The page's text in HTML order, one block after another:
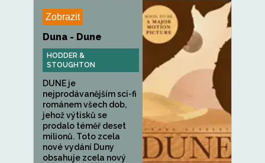
Zobrazit
Duna - Dune
HODDER &
STOUGHTON
DUNE je
nejprodávanějším sci-fi
románem všech dob,
jehož výtisků se
prodalo téměř deset
milionů. Toto zcela
nové vydání Duny
obsahuje zcela nový